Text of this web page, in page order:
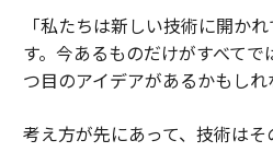
「私たちは新しい技術に開か
す。今あるものだけがすべて
つ目のアイデアがあるかもしれ
考え方が先にあって、技術はそ